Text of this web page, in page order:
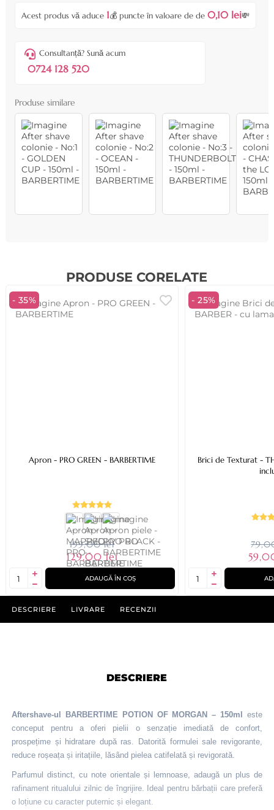
Acest produs vă aduce 1💰 puncte în valoare de de 0,10 lei💸
Consultanță? Sună acum
0724 128 520
Produse similare
PRODUSE CORELATE
- 35%
Apron - PRO GREEN - BARBERTIME
199,00 lei
129,00 lei
ADAUGĂ ÎN COȘ
- 25%
Brici de Texturat -
DESCRIERE LIVRARE RECENZII
DESCRIERE
Aftershave-ul BARBERTIME POTION OF MORGAN – 150ml
este
conceput pentru a oferi pielii o senzație imediată de confort,
prospețime și hidratare după ras. Datorită formulei sale revigorante,
reduce roșeața și iritațiile, lăsând pielea catifelată și revigorată.
Parfumul distinct, cu note orientale și lemnoase, adaugă un plus de
rafinament ritualului zilnic de îngrijire. Ideal pentru bărbații care preferă
o loțiune cu caracter puternic și elegant.